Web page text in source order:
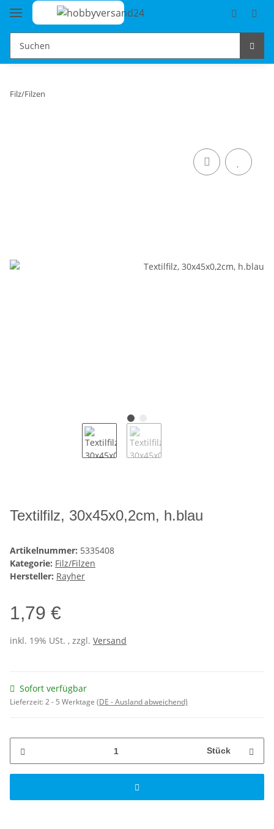
Filz/Filzen
Textilfilz, 30x45x0,2cm, h.blau
Artikelnummer: 5335408
Kategorie: Filz/Filzen
Hersteller: Rayher
1,79 €
inkl. 19% USt. , zzgl. Versand
Sofort verfügbar
Lieferzeit:2 - 5 Werktage (DE - Ausland abweichend)
Stück